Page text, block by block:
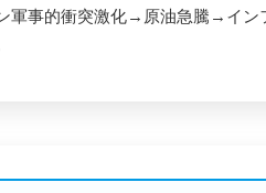
軍事的衝突激化→原油急騰→イン